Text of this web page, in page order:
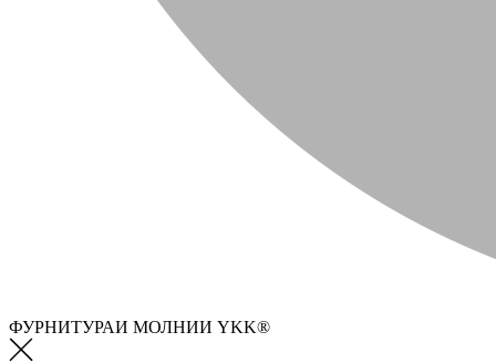
ФУРНИТУРАИ МОЛНИИ YKK®